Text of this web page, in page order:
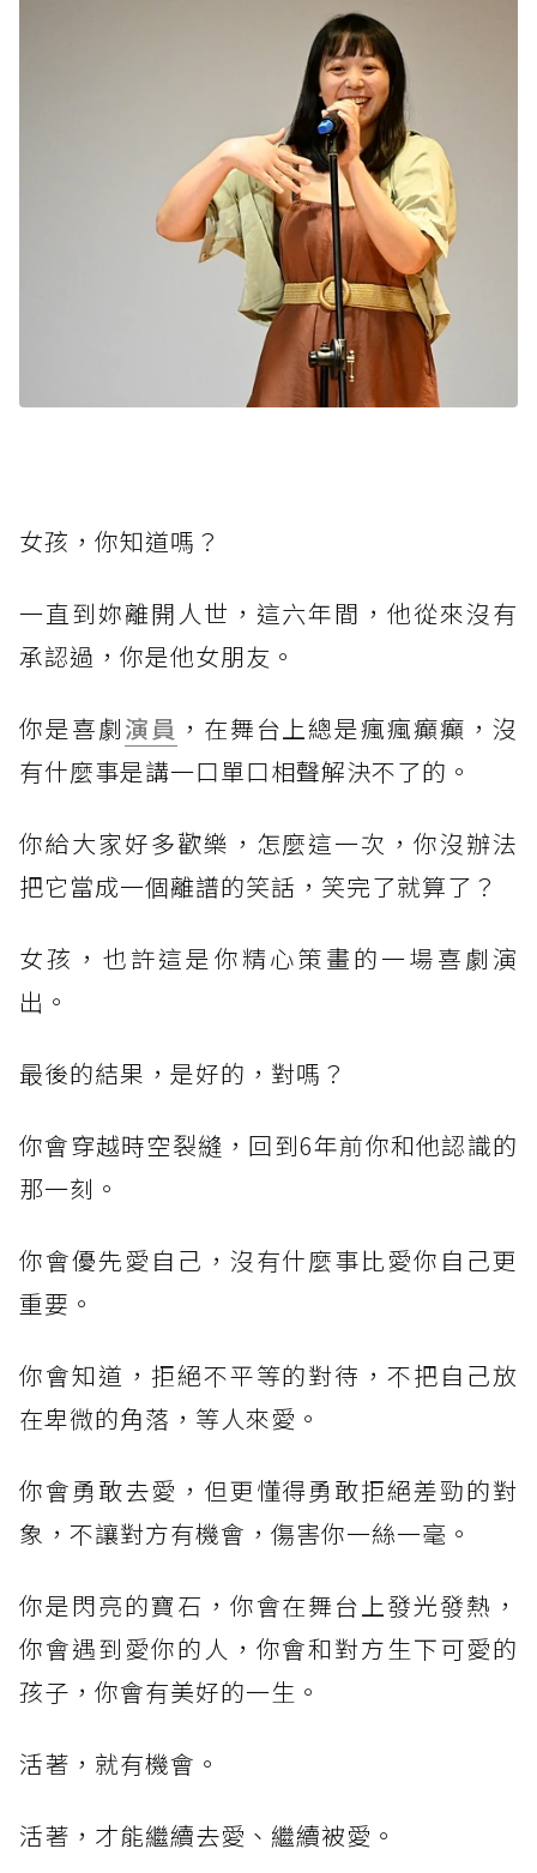
女孩，你知道嗎？
一直到妳離開人世，這六年間，他從來沒有
承認過，你是他女朋友。
你是喜劇演員 ，在舞台上總是瘋瘋癲癲，沒
有什麼事是講一口單口相聲解決不了的。
你給大家好多歡樂，怎麼這一次，你沒辦法
把它當成一個離譜的笑話，笑完了就算了？
女孩，也許這是你精心策畫的一場喜劇演
出。
最後的結果，是好的，對嗎？
你會穿越時空裂縫，回到6年前你和他認識的
那一刻。
你會優先愛自己，沒有什麼事比愛你自己更
重要。
你會知道，拒絕不平等的對待，不把自己放
在卑微的角落，等人來愛。
你會勇敢去愛，但更懂得勇敢拒絕差勁的對
象，不讓對方有機會，傷害你一絲一毫。
你是閃亮的寶石，你會在舞台上發光發熱，
你會遇到愛你的人，你會和對方生下可愛的
孩子，你會有美好的一生。
活著，就有機會。
活著，才能繼續去愛、繼續被愛。